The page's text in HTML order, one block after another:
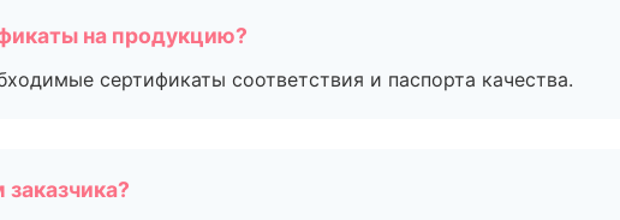
на продукцию?
сертификаты соответствия и паспорта качества.